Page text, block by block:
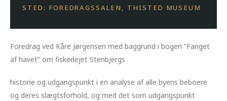
STED: FOREDRAGSSALEN, THISTED MUSEUM
Foredrag ved Kåre Jørgensen med baggrund i bogen ”Fanget
af havet” om fiskerlejet Stenbjergs
historie og udgangspunkt i en analyse af alle byens beboere
og deres slægtsforhold, og med det som udgangspunkt